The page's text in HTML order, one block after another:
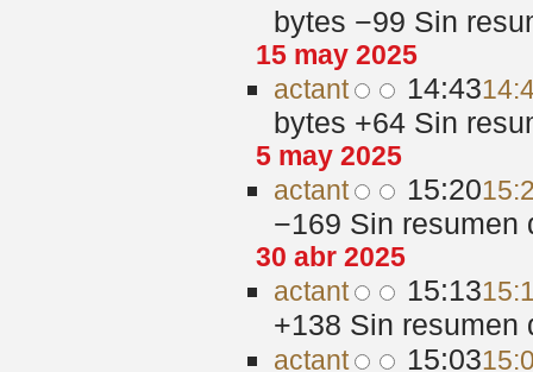
bytes −99 Sin
15 may 2025
actant 14:43
bytes +64 Sin
5 may 2025
actant 15:20
−169 Sin resumen
30 abr 2025
actant 15:13
+138 Sin resumen
actant 15:03